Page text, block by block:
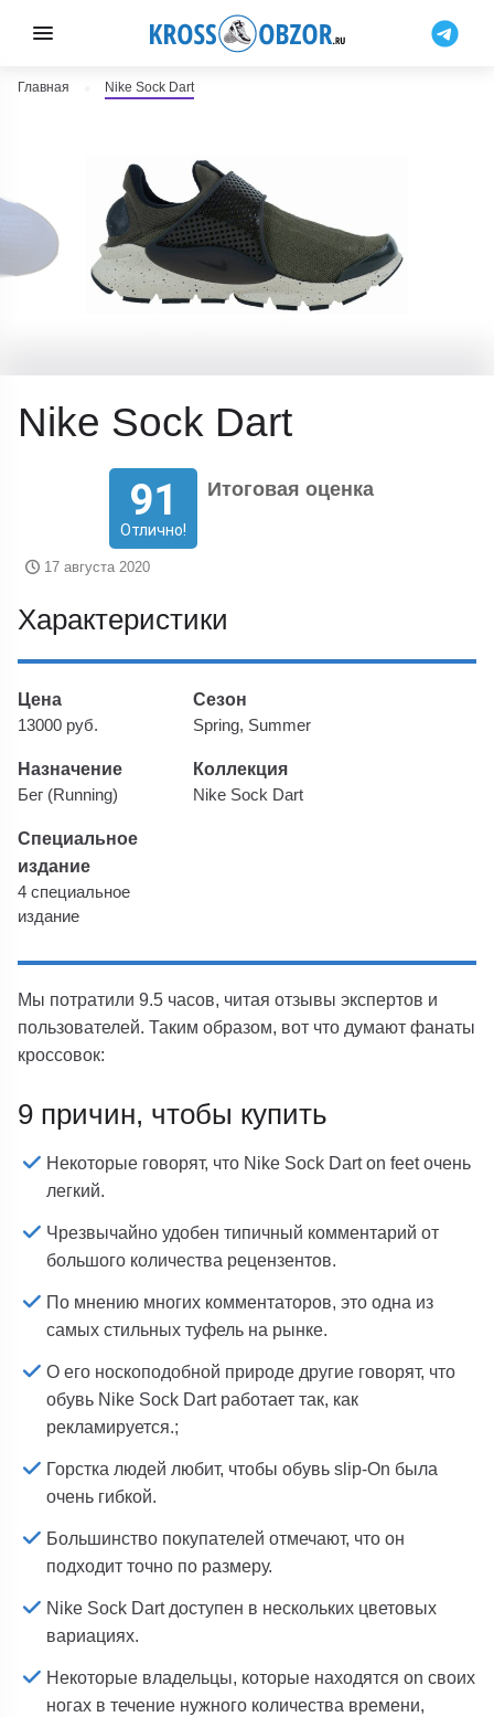
Главная Nike Sock Dart
Nike Sock Dart
91
Отлично!
Итоговая оценка
17 августа 2020
Характеристики
Цена
13000 руб.
Сезон
Spring, Summer
Назначение
Бег (Running)
Коллекция
Nike Sock Dart
Специальное
издание
4 специальное
издание
Мы потратили 9.5 часов, читая отзывы экспертов и
пользователей. Таким образом, вот что думают фанаты
кроссовок:
9 причин, чтобы купить
Некоторые говорят, что Nike Sock Dart on feet очень
легкий.
Чрезвычайно удобен типичный комментарий от
большого количества рецензентов.
По мнению многих комментаторов, это одна из
самых стильных туфель на рынке.
О его носкоподобной природе другие говорят, что
обувь Nike Sock Dart работает так, как
рекламируется.;
Горстка людей любит, чтобы обувь slip-On была
очень гибкой.
Большинство покупателей отмечают, что он
подходит точно по размеру.
Nike Sock Dart доступен в нескольких цветовых
вариациях.
Некоторые владельцы, которые находятся on своих
ногах в течение нужного количества времени,